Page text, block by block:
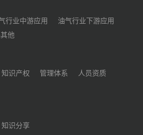
行业中游应用
油气行业下游应用
他
知识产权 管理体系
人员资质
知识分享